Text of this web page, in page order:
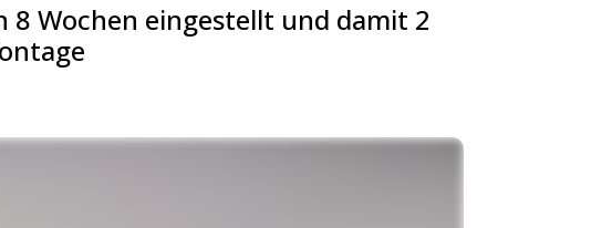
8 Wochen eingestellt und damit 2